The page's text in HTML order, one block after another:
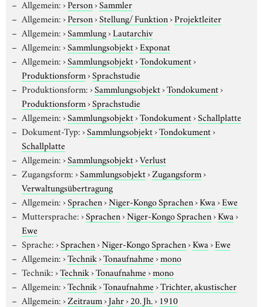
Allgemein:›Person›Sammler
Allgemein:›Person›Stellung/ Funktion›Projektleiter
Allgemein:›Sammlung›Lautarchiv
Allgemein:›Sammlungsobjekt›Exponat
Allgemein:›Sammlungsobjekt›Tondokument›
Produktionsform›Sprachstudie
Produktionsform:›Sammlungsobjekt›Tondokument›
Produktionsform›Sprachstudie
Allgemein:›Sammlungsobjekt›Tondokument›Schallplatte
Dokument-Typ:›Sammlungsobjekt›Tondokument›
Schallplatte
Allgemein:›Sammlungsobjekt›Verlust
Zugangsform:›Sammlungsobjekt›Zugangsform›
Verwaltungsübertragung
Allgemein:›Sprachen›Niger-Kongo Sprachen›Kwa›Ewe
Muttersprache:›Sprachen›Niger-Kongo Sprachen›Kwa›
Ewe
Sprache:›Sprachen›Niger-Kongo Sprachen›Kwa›Ewe
Allgemein:›Technik›Tonaufnahme›mono
Technik:›Technik›Tonaufnahme›mono
Allgemein:›Technik›Tonaufnahme›Trichter, akustischer
Allgemein:›Zeitraum›Jahr›20. Jh.› 1910